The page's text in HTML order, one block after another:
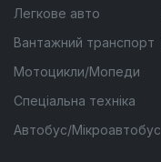
Легкове авто
Вантажний транспорт
Мотоцикли/Мопеди
Спеціальна техніка
Автобус/Мікроавтобус